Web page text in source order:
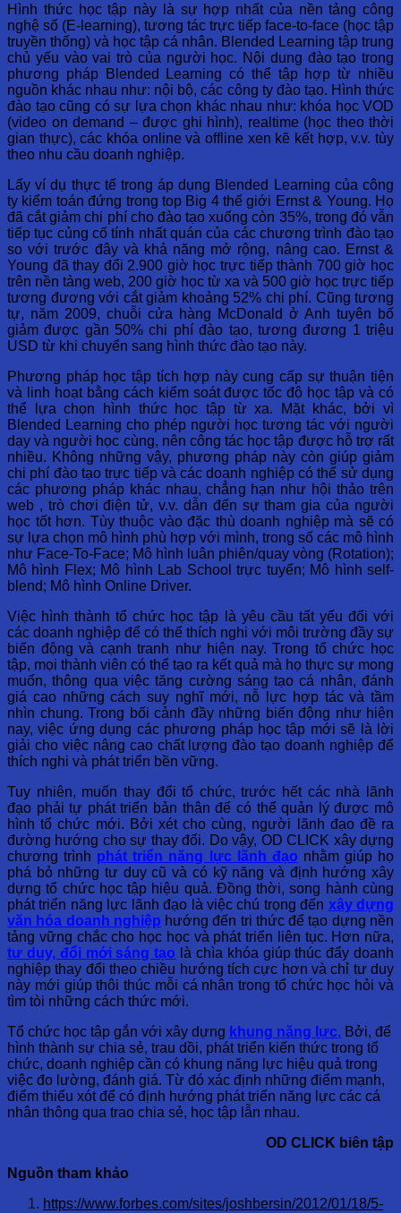
Hình thức học tập này là sự hợp nhất của nền tảng công
nghệ số (E-learning), tương tác trực tiếp face-to-face (học tập
truyền thống) và học tập cá nhân. Blended Learning tập trung
chủ yếu vào vai trò của người học. Nội dung đào tạo trong
phương pháp Blended Learning có thể tập hợp từ nhiều
nguồn khác nhau như: nội bộ, các công ty đào tạo. Hình thức
đào tạo cũng có sự lựa chọn khác nhau như: khóa học VOD
(video on demand – được ghi hình), realtime (học theo thời
gian thực), các khóa online và offline xen kẽ kết hợp, v.v. tùy
theo nhu cầu doanh nghiệp.
Lấy ví dụ thực tế trong áp dụng Blended Learning của công
ty kiểm toán đứng trong top Big 4 thế giới Ernst & Young. Họ
đã cắt giảm chi phí cho đào tạo xuống còn 35%, trong đó vẫn
tiếp tục củng cố tính nhất quán của các chương trình đào tạo
so với trước đây và khả năng mở rộng, nâng cao. Ernst &
Young đã thay đổi 2.900 giờ học trực tiếp thành 700 giờ học
trên nền tảng web, 200 giờ học từ xa và 500 giờ học trực tiếp
tương đương với cắt giảm khoảng 52% chi phí. Cũng tương
tự, năm 2009, chuỗi cửa hàng McDonald ở Anh tuyên bố
giảm được gần 50% chi phí đào tạo, tương đương 1 triệu
USD từ khi chuyển sang hình thức đào tạo này.
Phương pháp học tập tích hợp này cung cấp sự thuận tiện
và linh hoạt bằng cách kiểm soát được tốc độ học tập và có
thể lựa chọn hình thức học tập từ xa. Mặt khác, bởi vì
Blended Learning cho phép người học tương tác với người
dạy và người học cùng, nên công tác học tập được hỗ trợ rất
nhiều. Không những vậy, phương pháp này còn giúp giảm
chi phí đào tạo trực tiếp và các doanh nghiệp có thể sử dụng
các phương pháp khác nhau, chẳng hạn như hội thảo trên
web , trò chơi điện tử, v.v. dẫn đến sự tham gia của người
học tốt hơn. Tùy thuộc vào đặc thù doanh nghiệp mà sẽ có
sự lựa chọn mô hình phù hợp với mình, trong số các mô hình
như Face-To-Face; Mô hình luân phiên/quay vòng (Rotation);
Mô hình Flex; Mô hình Lab School trực tuyến; Mô hình self-
blend; Mô hình Online Driver.
Việc hình thành tổ chức học tập là yêu cầu tất yếu đối với
các doanh nghiệp để có thể thích nghi với môi trường đầy sự
biến động và cạnh tranh như hiện nay. Trong tổ chức học
tập, mọi thành viên có thể tạo ra kết quả mà họ thực sự mong
muốn, thông qua việc tăng cường sáng tạo cá nhân, đánh
giá cao những cách suy nghĩ mới, nỗ lực hợp tác và tầm
nhìn chung. Trong bối cảnh đầy những biến động như hiện
nay, việc ứng dụng các phương pháp học tập mới sẽ là lời
giải cho việc nâng cao chất lượng đào tạo doanh nghiệp để
thích nghi và phát triển bền vững.
Tuy nhiên, muốn thay đổi tổ chức, trước hết các nhà lãnh
đạo phải tự phát triển bản thân để có thể quản lý được mô
hình tổ chức mới. Bởi xét cho cùng, người lãnh đạo đề ra
đường hướng cho sự thay đổi. Do vậy, OD CLICK xây dựng
chương trình phát triển năng lực lãnh đạo nhằm giúp họ
phá bỏ những tư duy cũ và có kỹ năng và định hướng xây
dựng tổ chức học tập hiệu quả. Đồng thời, song hành cùng
phát triển năng lực lãnh đạo là việc chú trọng đến xây dựng
văn hóa doanh nghiệp hướng đến tri thức để tạo dựng nền
tảng vững chắc cho học học và phát triển liên tục. Hơn nữa,
tư duy, đổi mới sáng tạo là chìa khóa giúp thúc đẩy doanh
nghiệp thay đổi theo chiều hướng tích cực hơn và chỉ tư duy
này mới giúp thôi thúc mỗi cá nhân trong tổ chức học hỏi và
tìm tòi những cách thức mới.
Tổ chức học tập gắn với xây dựng khung năng lực. Bởi, để
hình thành sự chia sẻ, trau dồi, phát triển kiến thức trong tổ
chức, doanh nghiệp cần có khung năng lực hiệu quả trong
việc đo lường, đánh giá. Từ đó xác định những điểm mạnh,
điểm thiếu xót để có định hướng phát triển năng lực các cá
nhân thông qua trao chia sẻ, học tập lẫn nhau.
OD CLICK biên tập
Nguồn tham khảo
https://www.forbes.com/sites/joshbersin/2012/01/18/5-